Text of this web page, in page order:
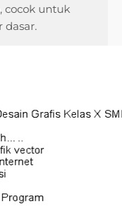
cocok untuk
dasar.